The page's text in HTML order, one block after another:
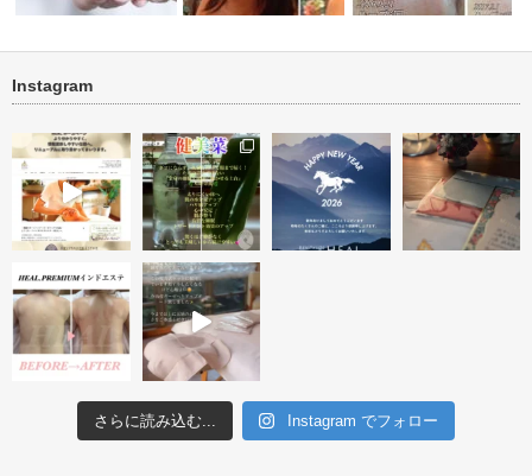
小顔ケア 顔筋リフトトリートお悩みNO1 シミ 肌再生プロ
Instagram
さらに読み込む... Instagram でフォロー